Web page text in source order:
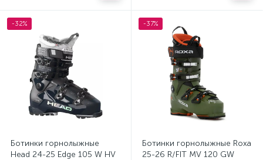
-32%
Ботинки горнолыжные
Head 24-25 Edge 105 W HV
-37%
Ботинки горнолыжные Roxa
25-26 R/FIT MV 120 GW